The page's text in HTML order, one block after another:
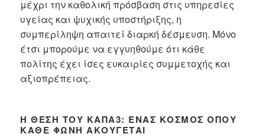
μέχρι την καθολική πρόσβαση στις υπηρεσίες
υγείας και ψυχικής υποστήριξης, η
συμπερίληψη απαιτεί διαρκή δέσμευση. Μόνο
έτσι μπορούμε να εγγυηθούμε ότι κάθε
πολίτης έχει ίσες ευκαιρίες συμμετοχής και
αξιοπρέπειας.
Η ΘΈΣΗ ΤΟΥ ΚΆΠΑ3: ΈΝΑΣ ΚΌΣΜΟΣ ΌΠΟΥ
ΚΆΘΕ ΦΩΝΉ ΑΚΟΎΓΕΤΑΙ